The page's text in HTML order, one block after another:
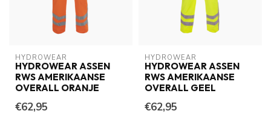
HYDROWEAR
HYDROWEAR ASSEN
RWS AMERIKAANSE
OVERALL ORANJE
€62,95
HYDROWEAR
HYDROWEAR ASSEN
RWS AMERIKAANSE
OVERALL GEEL
€62,95